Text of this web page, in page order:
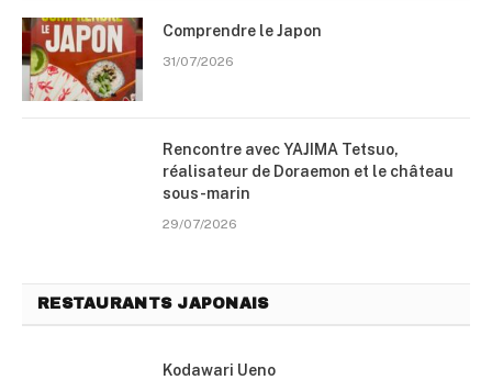
Comprendre le Japon
31/07/2026
Rencontre avec YAJIMA Tetsuo,
réalisateur de Doraemon et le château
sous-marin
29/07/2026
RESTAURANTS JAPONAIS
Kodawari Ueno